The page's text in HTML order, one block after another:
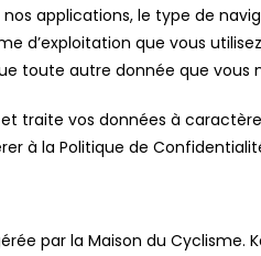
applications, le type de
d’exploitation que vous
toute autre donnée que vous
traite vos données à
à la Politique de
par la Maison du